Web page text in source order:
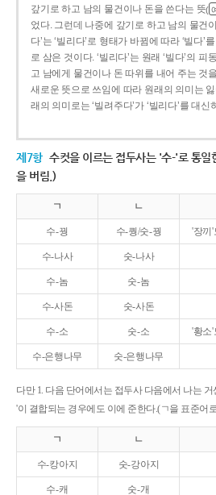
갚기로 하고 남의 물건이나 돈을 쓴다는 뜻( 예
었다. 그런데 나중에 갚기로 하고 남의 물건
다’는 ‘빌리다’로 형태가 바뀜에 따라 ‘빌다’
로 삼은 것이다. ‘빌리다’는 원래 ‘빌다’의
고 남에게 물건이나 돈 따위를 내어 주는 것
새로운 뜻으로 쓰임에 따라 원래의 의미는
래의 의미로는 ‘빌려주다’가 ‘빌리다’를 대
제7항 수컷을 이르는 접두사는 '수-'로 통일
을 버림.)
ㄱ ㄴ
수-꿩 수-퀑/숫-꿩 '장끼'
수-나사 숫-나사
수-놈 숫-놈
수-사돈 숫-사돈
수-소 숫-소 '황소'
수-은행나무 숫-은행나무
다만 1. 다음 단어에서는 접두사 다음에서 나는
'이 결합되는 경우에도 이에 준한다.(ㄱ을 표준어
ㄱ ㄴ
수-캉아지 숫-강아지
수-캐 숫-개